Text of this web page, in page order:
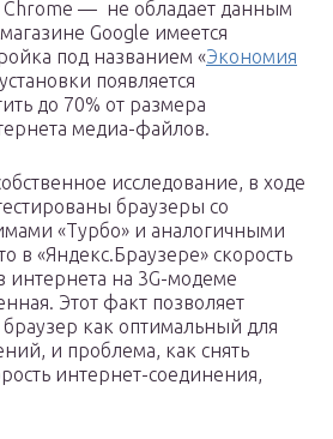
Chrome — не обладает данным
Google имеется
под названием «Экономия
появляется
до 70% от размера
медиа-файлов.
исследование, в ходе
браузеры со
«Турбо» и аналогичными
в «Яндекс.Браузере» скорость
интернета на 3G-модеме
Этот факт позволяет
как оптимальный для
и проблема, как снять
интернет-соединения,